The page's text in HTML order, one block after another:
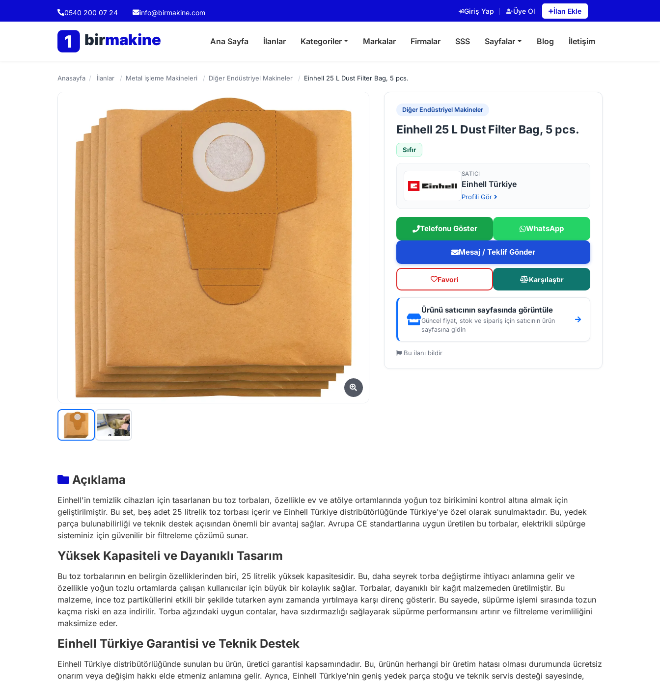
0540 200 07 24 info@birmakine.com Giriş Yap Üye Ol İlan Ekle
1 birmakine Ana Sayfa İlanlar Kategoriler Markalar Firmalar SSS Sayfalar Blog İletişim
Anasayfa / İlanlar / Metal işleme Makineleri / Diğer Endüstriyel Makineler / Einhell 25 L Dust Filter Bag, 5 pcs.
Diğer Endüstriyel Makineler
Einhell 25 L Dust Filter Bag, 5 pcs.
Sıfır
SATICI
Einhell Türkiye
Profili Gör
Telefonu Göster WhatsApp
Mesaj / Teklif Gönder
Favori Karşılaştır
Ürünü satıcının sayfasında görüntüle
Güncel fiyat, stok ve sipariş için satıcının ürün
sayfasına gidin
Bu ilanı bildir
Açıklama
Einhell'in temizlik cihazları için tasarlanan bu toz torbaları, özellikle ev ve atölye ortamlarında yoğun toz birikimini kontrol altına almak için
geliştirilmiştir. Bu set, beş adet 25 litrelik toz torbası içerir ve Einhell Türkiye distribütörlüğünde Türkiye'ye özel olarak sunulmaktadır. Bu, yedek
parça bulunabilirliği ve teknik destek açısından önemli bir avantaj sağlar. Avrupa CE standartlarına uygun üretilen bu torbalar, elektrikli süpürge
sisteminiz için güvenilir bir filtreleme çözümü sunar.
Yüksek Kapasiteli ve Dayanıklı Tasarım
Bu toz torbalarının en belirgin özelliklerinden biri, 25 litrelik yüksek kapasitesidir. Bu, daha seyrek torba değiştirme ihtiyacı anlamına gelir ve
özellikle yoğun tozlu ortamlarda çalışan kullanıcılar için büyük bir kolaylık sağlar. Torbalar, dayanıklı bir kağıt malzemeden üretilmiştir. Bu
malzeme, ince toz partiküllerini etkili bir şekilde tutarken aynı zamanda yırtılmaya karşı direnç gösterir. Bu sayede, süpürme işlemi sırasında tozun
kaçma riski en aza indirilir. Torba ağzındaki uygun contalar, hava sızdırmazlığı sağlayarak süpürme performansını artırır ve filtreleme verimliliğini
maksimize eder.
Einhell Türkiye Garantisi ve Teknik Destek
Einhell Türkiye distribütörlüğünde sunulan bu ürün, üretici garantisi kapsamındadır. Bu, ürünün herhangi bir üretim hatası olması durumunda ücretsiz
onarım veya değişim hakkı elde etmeniz anlamına gelir. Ayrıca, Einhell Türkiye'nin geniş yedek parça stoğu ve teknik servis desteği sayesinde,